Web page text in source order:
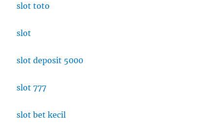
slot toto
slot
slot deposit 5000
slot 777
slot bet kecil